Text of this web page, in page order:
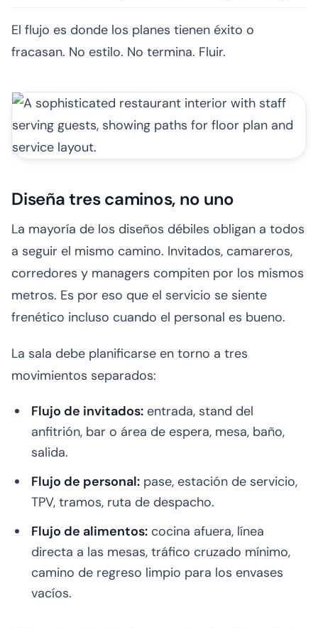
El flujo es donde los planes tienen éxito o
fracasan. No estilo. No termina. Fluir.
Diseña tres caminos, no uno
La mayoría de los diseños débiles obligan a todos
a seguir el mismo camino. Invitados, camareros,
corredores y managers compiten por los mismos
metros. Es por eso que el servicio se siente
frenético incluso cuando el personal es bueno.
La sala debe planificarse en torno a tres
movimientos separados:
Flujo de invitados: entrada, stand del
anfitrión, bar o área de espera, mesa, baño,
salida.
Flujo de personal: pase, estación de servicio,
TPV, tramos, ruta de despacho.
Flujo de alimentos: cocina afuera, línea
directa a las mesas, tráfico cruzado mínimo,
camino de regreso limpio para los envases
vacíos.